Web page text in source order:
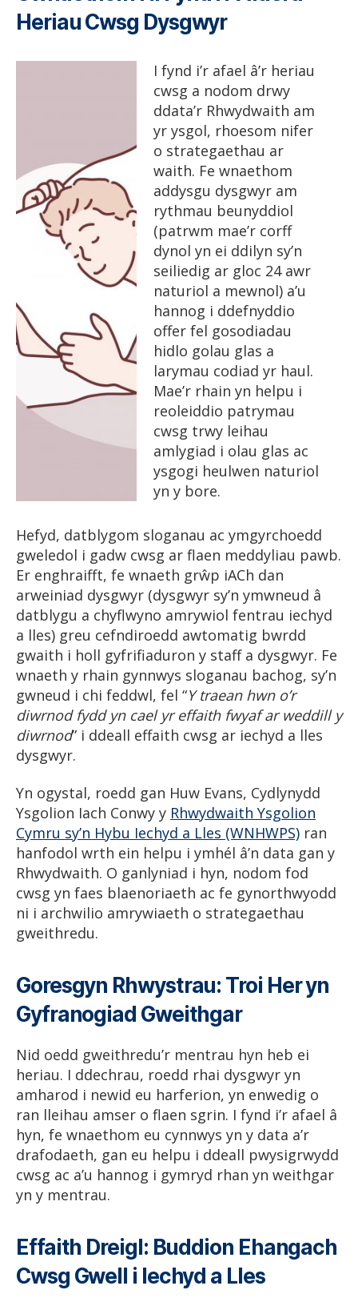
Heriau Cwsg Dysgwyr
I fynd i’r afael â’r heriau
cwsg a nodom drwy
ddata’r Rhwydwaith am
yr ysgol, rhoesom nifer
o strategaethau ar
waith. Fe wnaethom
addysgu dysgwyr am
rythmau beunyddiol
(patrwm mae’r corff
dynol yn ei ddilyn sy’n
seiliedig ar gloc 24 awr
naturiol a mewnol) a’u
hannog i ddefnyddio
offer fel gosodiadau
hidlo golau glas a
larymau codiad yr haul.
Mae’r rhain yn helpu i
reoleiddio patrymau
cwsg trwy leihau
amlygiad i olau glas ac
ysgogi heulwen naturiol
yn y bore.
Hefyd, datblygom sloganau ac ymgyrchoedd
gweledol i gadw cwsg ar flaen meddyliau pawb.
Er enghraifft, fe wnaeth grŵp iACh dan
arweiniad dysgwyr (dysgwyr sy’n ymwneud â
datblygu a chyflwyno amrywiol fentrau iechyd
a lles) greu cefndiroedd awtomatig bwrdd
gwaith i holl gyfrifiaduron y staff a dysgwyr. Fe
wnaeth y rhain gynnwys sloganau bachog, sy’n
gwneud i chi feddwl, fel “Y traean hwn o’r
diwrnod fydd yn cael yr effaith fwyaf ar weddill y
diwrnod” i ddeall effaith cwsg ar iechyd a lles
dysgwyr.
Yn ogystal, roedd gan Huw Evans, Cydlynydd
Ysgolion Iach Conwy y Rhwydwaith Ysgolion
Cymru sy’n Hybu Iechyd a Lles (WNHWPS) ran
hanfodol wrth ein helpu i ymhél â’n data gan y
Rhwydwaith. O ganlyniad i hyn, nodom fod
cwsg yn faes blaenoriaeth ac fe gynorthwyodd
ni i archwilio amrywiaeth o strategaethau
gweithredu.
Goresgyn Rhwystrau: Troi Her yn
Gyfranogiad Gweithgar
Nid oedd gweithredu’r mentrau hyn heb ei
heriau. I ddechrau, roedd rhai dysgwyr yn
amharod i newid eu harferion, yn enwedig o
ran lleihau amser o flaen sgrin. I fynd i’r afael â
hyn, fe wnaethom eu cynnwys yn y data a’r
drafodaeth, gan eu helpu i ddeall pwysigrwydd
cwsg ac a’u hannog i gymryd rhan yn weithgar
yn y mentrau.
Effaith Dreigl: Buddion Ehangach
Cwsg Gwell i Iechyd a Lles